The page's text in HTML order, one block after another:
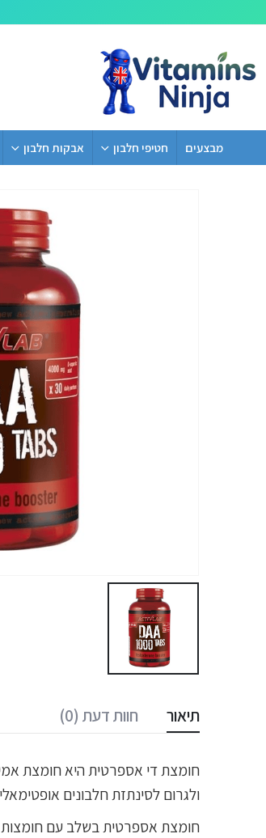
מבצעים חטיפי חלבון אבקות חלבון
תיאור חוות דעת (0)
חומצת די אספרטית היא חומצת
ולגרום לסינתזת חלבונים
חומצת אספרטית בשלב עם חומצות